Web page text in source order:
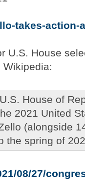
takes-action-
U.S. House
House of
2021 United
(alongside
the spring of
08/27/